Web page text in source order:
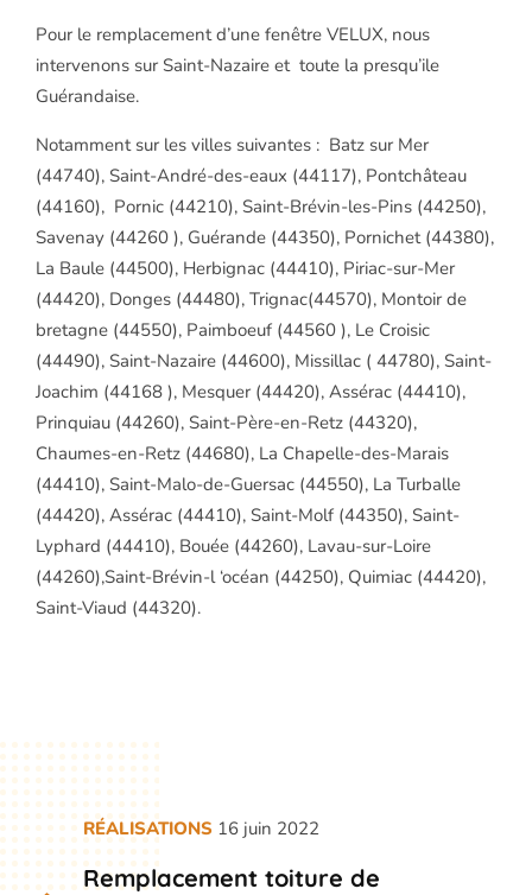
Pour le remplacement d’une fenêtre VELUX, nous
intervenons sur Saint-Nazaire et toute la presqu’ile
Guérandaise.
Notamment sur les villes suivantes : Batz sur Mer
(44740), Saint-André-des-eaux (44117), Pontchâteau
(44160), Pornic (44210), Saint-Brévin-les-Pins (44250),
Savenay (44260 ), Guérande (44350), Pornichet (44380),
La Baule (44500), Herbignac (44410), Piriac-sur-Mer
(44420), Donges (44480), Trignac(44570), Montoir de
bretagne (44550), Paimboeuf (44560 ), Le Croisic
(44490), Saint-Nazaire (44600), Missillac ( 44780), Saint-
Joachim (44168 ), Mesquer (44420), Assérac (44410),
Prinquiau (44260), Saint-Père-en-Retz (44320),
Chaumes-en-Retz (44680), La Chapelle-des-Marais
(44410), Saint-Malo-de-Guersac (44550), La Turballe
(44420), Assérac (44410), Saint-Molf (44350), Saint-
Lyphard (44410), Bouée (44260), Lavau-sur-Loire
(44260),Saint-Brévin-l ‘océan (44250), Quimiac (44420),
Saint-Viaud (44320).
RÉALISATIONS 16 juin 2022
Remplacement toiture de